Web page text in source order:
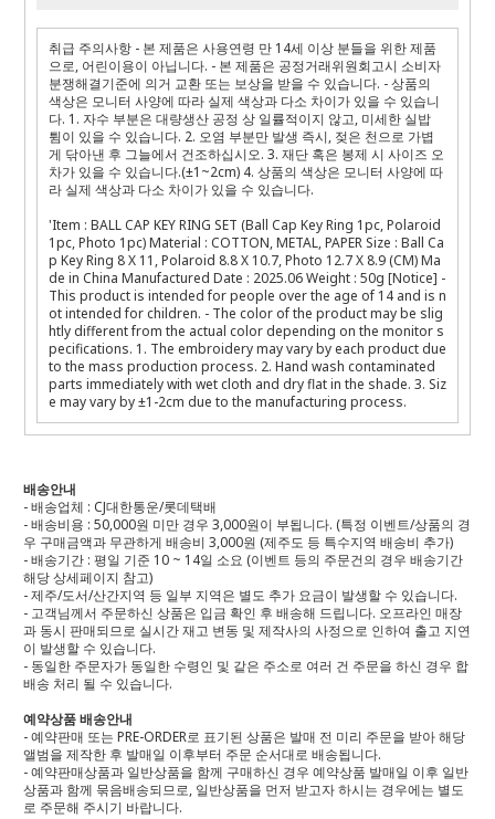
취급 주의사항 - 본 제품은 사용연령 만 14세 이상 분들을 위한 제품
으로, 어린이용이 아닙니다. - 본 제품은 공정거래위원회고시 소비자
분쟁해결기준에 의거 교환 또는 보상을 받을 수 있습니다. - 상품의
색상은 모니터 사양에 따라 실제 색상과 다소 차이가 있을 수 있습니
다. 1. 자수 부분은 대량생산 공정 상 일률적이지 않고, 미세한 실밥
튐이 있을 수 있습니다. 2. 오염 부분만 발생 즉시, 젖은 천으로 가볍
게 닦아낸 후 그늘에서 건조하십시오. 3. 재단 혹은 봉제 시 사이즈 오
차가 있을 수 있습니다.(±1~2cm) 4. 상품의 색상은 모니터 사양에 따
라 실제 색상과 다소 차이가 있을 수 있습니다.
'Item : BALL CAP KEY RING SET (Ball Cap Key Ring 1pc, Polaroid
1pc, Photo 1pc) Material : COTTON, METAL, PAPER Size : Ball Ca
p Key Ring 8 X 11, Polaroid 8.8 X 10.7, Photo 12.7 X 8.9 (CM) Ma
de in China Manufactured Date : 2025.06 Weight : 50g [Notice] -
This product is intended for people over the age of 14 and is n
ot intended for children. - The color of the product may be slig
htly different from the actual color depending on the monitor s
pecifications. 1. The embroidery may vary by each product due
to the mass production process. 2. Hand wash contaminated
parts immediately with wet cloth and dry flat in the shade. 3. Siz
e may vary by ±1-2cm due to the manufacturing process.
배송안내
- 배송업체 : CJ대한통운/롯데택배
- 배송비용 : 50,000원 미만 경우 3,000원이 부됩니다. (특정 이벤트/상품의 경
우 구매금액과 무관하게 배송비 3,000원 (제주도 등 특수지역 배송비 추가)
- 배송기간 : 평일 기준 10 ~ 14일 소요 (이벤트 등의 주문건의 경우 배송기간
해당 상세페이지 참고)
- 제주/도서/산간지역 등 일부 지역은 별도 추가 요금이 발생할 수 있습니다.
- 고객님께서 주문하신 상품은 입금 확인 후 배송해 드립니다. 오프라인 매장
과 동시 판매되므로 실시간 재고 변동 및 제작사의 사정으로 인하여 출고 지연
이 발생할 수 있습니다.
- 동일한 주문자가 동일한 수령인 및 같은 주소로 여러 건 주문을 하신 경우 합
배송 처리 될 수 있습니다.
예약상품 배송안내
- 예약판매 또는 PRE-ORDER로 표기된 상품은 발매 전 미리 주문을 받아 해당
앨범을 제작한 후 발매일 이후부터 주문 순서대로 배송됩니다.
- 예약판매상품과 일반상품을 함께 구매하신 경우 예약상품 발매일 이후 일반
상품과 함께 묶음배송되므로, 일반상품을 먼저 받고자 하시는 경우에는 별도
로 주문해 주시기 바랍니다.